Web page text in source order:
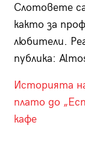
Слотовете
както за
любители.
публика:
Историята
плато до
кафе